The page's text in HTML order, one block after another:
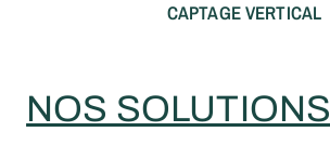
CAPTAGE VERTICAL
NOS SOLUTIONS